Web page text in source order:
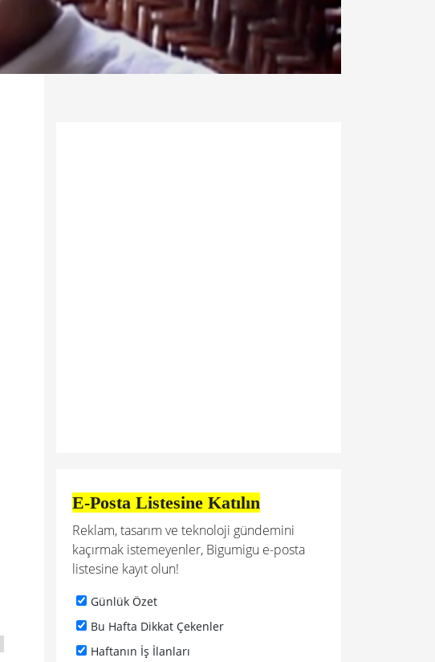
E-Posta Listesine Katılın
Reklam, tasarım ve teknoloji gündemini
kaçırmak istemeyenler, Bigumigu e-posta
listesine kayıt olun!
Günlük Özet
Bu Hafta Dikkat Çekenler
Haftanın İş İlanları